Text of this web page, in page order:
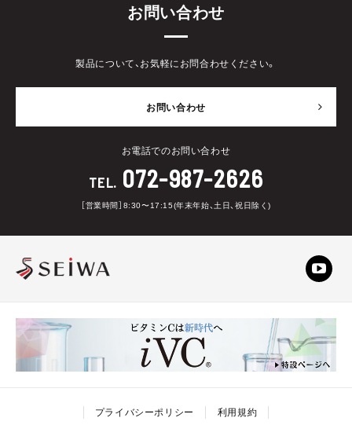
お問い合わせ
製品について、お気軽にお問合わせください。
お問い合わせ
お電話でのお問い合わせ
TEL. 072-987-2626
［営業時間］8:30〜17:15(年末年始、土日、祝日除く)
プライバシーポリシー 利用規約